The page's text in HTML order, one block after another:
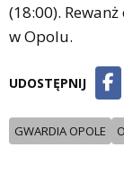
(18:00).
w Opolu.
UDOSTĘPNIJ
GWARDIA OPOLE